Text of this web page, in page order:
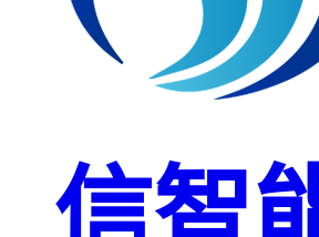
信智